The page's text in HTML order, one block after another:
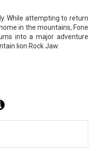
While attempting to return
in the mountains, Fone
into a major adventure
lion Rock Jaw.